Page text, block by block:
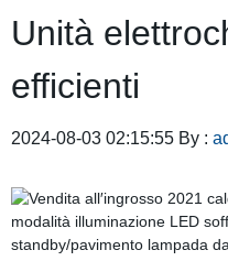
Unità
efficienti
2024-08-03 02:15:55 By :